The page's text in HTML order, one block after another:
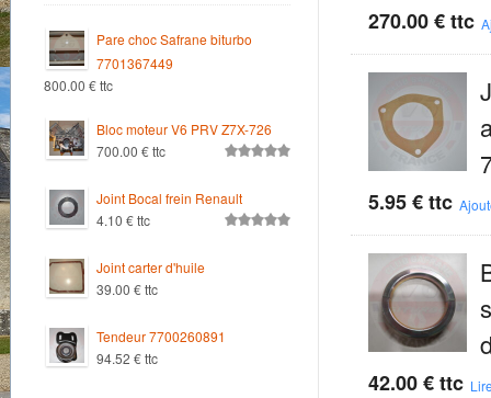
270.00€ ttc
5.95€ ttc
42.00€ ttc
Pare choc Safrane biturbo
7701367449
800.00 €ttc
Bloc moteur V6 PRV Z7X-726
700.00 €ttc
Joint Bocal frein Renault
4.10 €ttc
Joint carter d'huile
39.00 €ttc
Tendeur 7700260891
94.52 €ttc